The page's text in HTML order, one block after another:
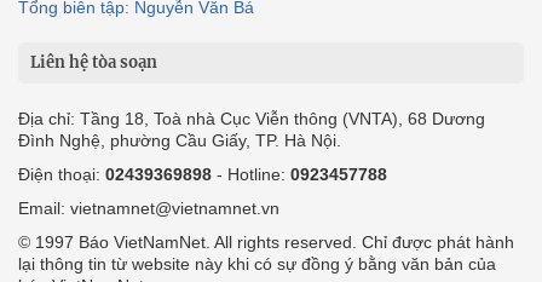
Tổng biên tập: Nguyễn Văn Bá
Liên hệ tòa soạn
Địa chỉ: Tầng 18, Toà nhà Cục Viễn thông (VNTA), 68 Dương
Đình Nghệ, phường Cầu Giấy, TP. Hà Nội.
Điện thoại: 02439369898 - Hotline: 0923457788
Email: vietnamnet@vietnamnet.vn
© 1997 Báo VietNamNet. All rights reserved. Chỉ được phát hành
lại thông tin từ website này khi có sự đồng ý bằng văn bản của